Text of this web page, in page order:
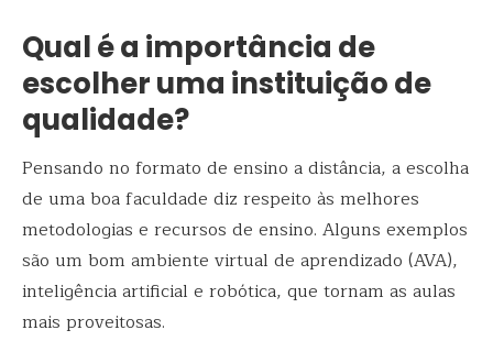
Qual é a importância de
escolher uma instituição de
qualidade?
Pensando no formato de ensino a distância, a escolha
de uma boa faculdade diz respeito às melhores
metodologias e recursos de ensino. Alguns exemplos
são um bom ambiente virtual de aprendizado (AVA),
inteligência artificial e robótica, que tornam as aulas
mais proveitosas.